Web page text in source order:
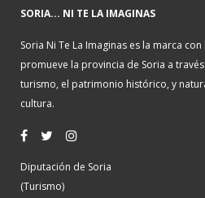
SORIA... NI TE LA IMAGINAS
Soria Ni Te La Imaginas es la marca
promueve la provincia de Soria a
turismo, el patrimonio histórico, y
cultura.
Diputación de Soria
(Turismo)